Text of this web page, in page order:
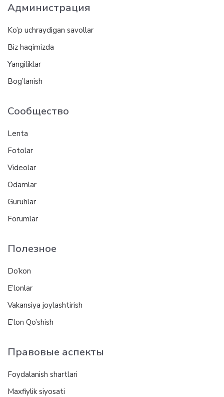
Администрация
Ko’p uchraydigan savollar
Biz haqimizda
Yangiliklar
Bog’lanish
Сообщество
Lenta
Fotolar
Videolar
Odamlar
Guruhlar
Forumlar
Полезное
Do’kon
E’lonlar
Vakansiya joylashtirish
E’lon Qo’shish
Правовые аспекты
Foydalanish shartlari
Maxfiylik siyosati